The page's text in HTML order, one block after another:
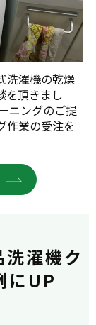
洗濯機の乾燥
を頂きまし
ニングのご提
作業の受注を
濯機ク
にUP